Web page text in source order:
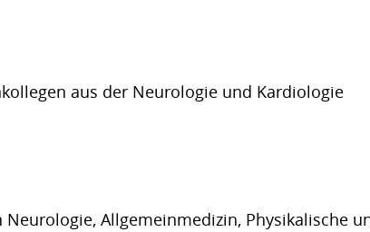
aus der Neurologie und Kardiologie
Allgemeinmedizin, Physikalische